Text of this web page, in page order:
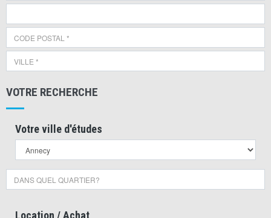
VOTRE RECHERCHE
Votre ville d'études
Location / Achat